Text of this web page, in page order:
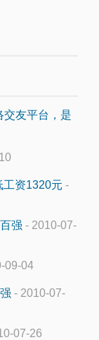
交友平台，是
工资1320元 -
强 - 2010-07-
09-04
- 2010-07-
07-26